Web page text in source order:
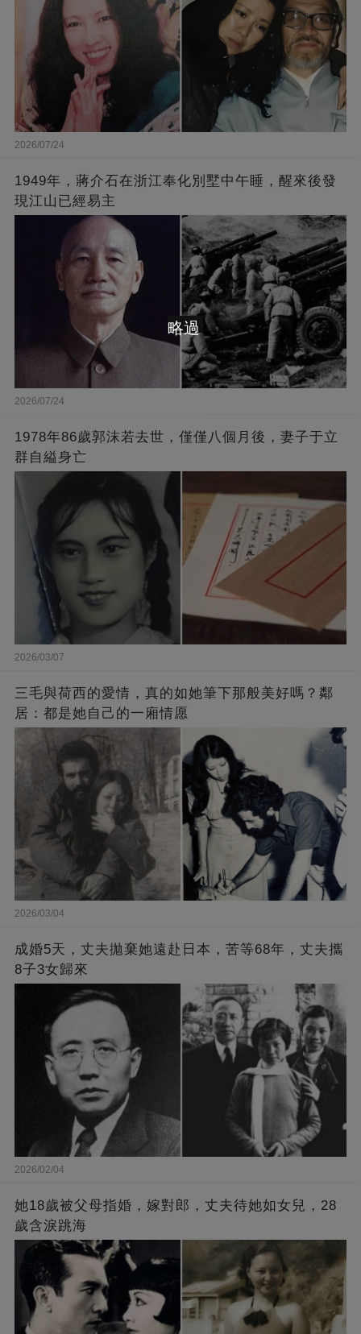
2026/07/24
1949年，蔣介石在浙江奉化別墅中午睡，醒來後發
現江山已經易主
2026/07/24
1978年86歲郭沫若去世，僅僅八個月後，妻子于立
群自縊身亡
2026/03/07
三毛與荷西的愛情，真的如她筆下那般美好嗎？鄰
居：都是她自己的一廂情愿
2026/03/04
成婚5天，丈夫拋棄她遠赴日本，苦等68年，丈夫攜
8子3女歸來
2026/02/04
她18歲被父母指婚，嫁對郎，丈夫待她如女兒，28
歲含淚跳海
略過